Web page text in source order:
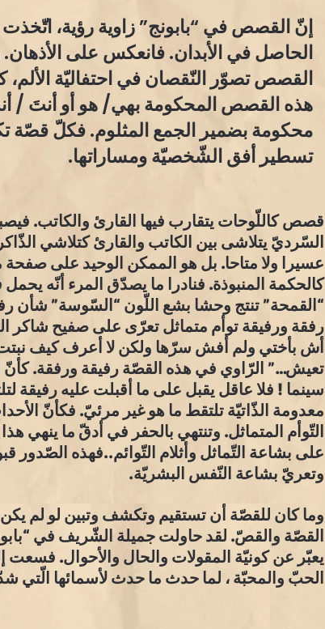
إنّ القصص في “بابونج” زاوية رؤية، اتّخذت
الحاصل في الأبدان. فانعكس على
القصص تصوّر النّقصان في احتفاليّة
هذه القصص المحكومة بهي/ هو أو أنتَ / أنتِ
محكومة بضمير الجمع المثلوم. فكلّ
تسطير أفق الشّخصيّة ومساراتها.
قصص كاللّوحات يتقارب فيها القارئ والكاتب.
السّرديّ يتلاشى بين الكاتب والقارئ كتلاشي
عسيرا ولا متاحا. بل هو الممكن الوحيد على صفحة
كالحكمة المنبوذة. فنادرا ما يصدّق المرء أنّه
“القمحة” تنتج وحشا بشع اللّون “السّوسة” شأن
أش بأختي ولم أفش سرّها ولكن لا أعرف كيف
تعيش…” الرّاوي في هذه القصّة رفيقة ورفقة.
سينما ! فلا عاقل يقبل على ما أقبلت عليه رفيقة
معدومة الذّاتيّة تلتقط ما هو غير مرئيّ. فكأنّ
التّوأم المتماثل. وتنتهي بالحفر في أدقّ ما ينهي
على بشاعة التّماثل وأثلام التّوائم..فهذه
وتعريّ بشاعة النّفس البشريّة.
وما كان للقصّة أن تستقيم وتكشف وتبين لو لم
القصّة والقصّ. لقد حاولت جميلة الشّريف في
يعبّر عن كونيّة المقولات والحال والأحوال.
الحبّ والمحبّة ، لما حدث ما حدث لأسمائها الّتي